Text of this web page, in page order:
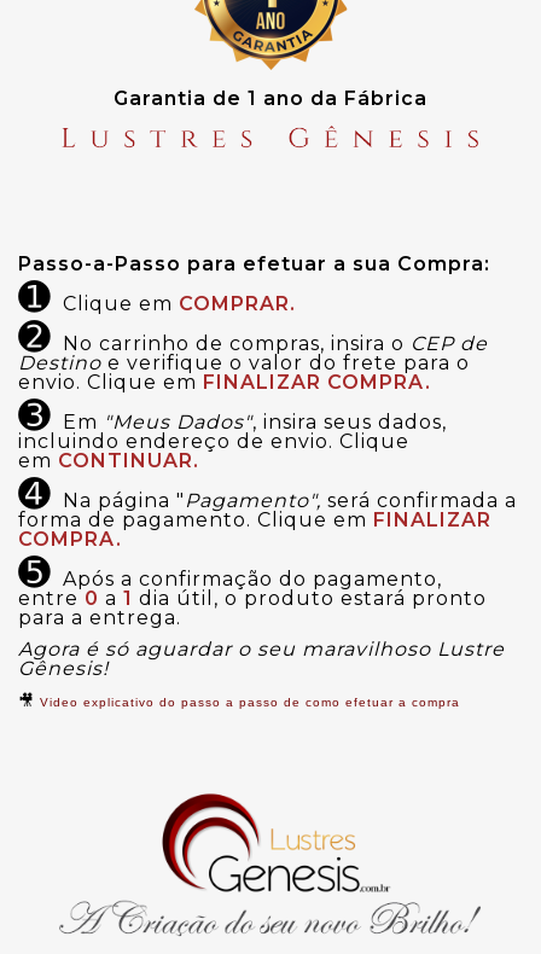
Garantia de 1 ano da Fábrica
Passo-a-Passo para efetuar a sua Compra:
➊ Clique em COMPRAR.
➋ No carrinho de compras, insira o CEP de
Destino e verifique o valor do frete para o
envio. Clique em FINALIZAR COMPRA.
➌ Em "Meus Dados", insira seus dados,
incluindo endereço de envio. Clique
em CONTINUAR.
➍ Na página " Pagamento", será confirmada a
forma de pagamento. Clique em FINALIZAR
COMPRA.
➎ Após a confirmação do pagamento,
entre 0 a 1 dia útil, o produto estará pronto
para a entrega.
Agora é só aguardar o seu maravilhoso Lustre
Gênesis!
🎥 Video explicativo do passo a passo de como efetuar a compra